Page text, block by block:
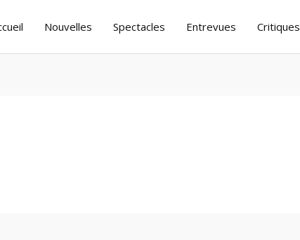
Nouvelles Spectacles Entrevues Critiques